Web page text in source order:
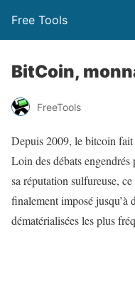
Free Tools
BitCoin,
FreeTools
Depuis 2009, le bitcoin
Loin des débats
sa réputation sulfureuse, ce
finalement imposé jusqu’à
dématérialisées les plus